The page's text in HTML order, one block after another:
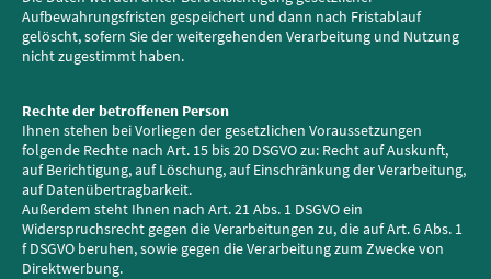
Aufbewahrungsfristen gespeichert und dann nach Fristablauf
gelöscht, sofern Sie der weitergehenden Verarbeitung und Nutzung
nicht zugestimmt haben.
Rechte der betroffenen Person
Ihnen stehen bei Vorliegen der gesetzlichen Voraussetzungen
folgende Rechte nach Art. 15 bis 20 DSGVO zu: Recht auf Auskunft,
auf Berichtigung, auf Löschung, auf Einschränkung der Verarbeitung,
auf Datenübertragbarkeit.
Außerdem steht Ihnen nach Art. 21 Abs. 1 DSGVO ein
Widerspruchsrecht gegen die Verarbeitungen zu, die auf Art. 6 Abs. 1
f DSGVO beruhen, sowie gegen die Verarbeitung zum Zwecke von
Direktwerbung.